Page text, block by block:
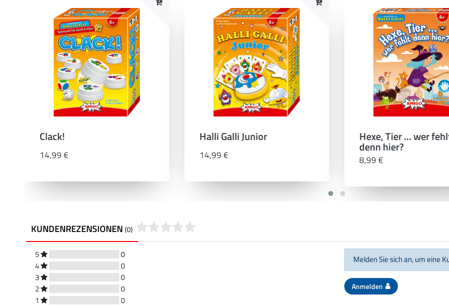
Clack!
14,99 €
Halli Galli Junior
14,99 €
Hexe, Tier ... wer
denn hier?
8,99 €
KUNDENREZENSIONEN(0)
5
0
4
0
3
0
2
0
1
0
Melden Sie sich an, um eine
Anmelden